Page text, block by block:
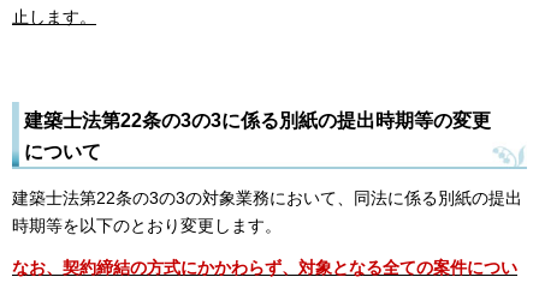
止します。
建築士法第22条の3の3に係る別紙の提出時期等の変更
について
建築士法第22条の3の3の対象業務において、同法に係る別紙の提出
時期等を以下のとおり変更します。
なお、契約締結の方式にかかわらず、対象となる全ての案件につい